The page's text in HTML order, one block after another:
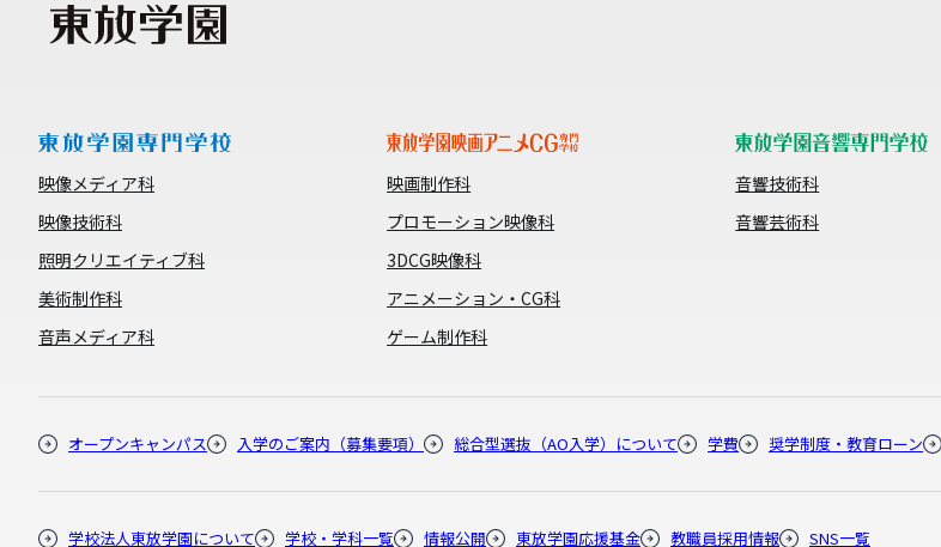
映像メディア科
映像技術科
照明クリエイティブ科
美術制作科
音声メディア科
映画制作科
プロモーション映像科
3DCG映像科
アニメーション・CG科
ゲーム制作科
音響技術科
音響芸術科
オープンキャンパス 入学のご案内（募集要項） 総合型選抜（AO入学）について 学費 奨学制度・教育ローン
学校法人東放学園について 学校・学科一覧 情報公開 東放学園応援基金 教職員採用情報 SNS一覧